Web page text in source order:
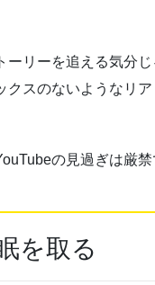
ーリーを追える気分
クスのないようなリ
の見過ぎは厳
を取る